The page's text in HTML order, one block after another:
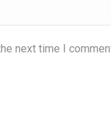
next time I